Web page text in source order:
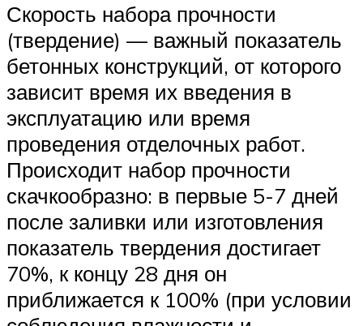
Скорость набора прочности
(твердение) — важный показатель
бетонных конструкций, от которого
зависит время их введения в
эксплуатацию или время
проведения отделочных работ.
Происходит набор прочности
скачкообразно: в первые 5-7 дней
после заливки или изготовления
показатель твердения достигает
70%, к концу 28 дня он
приближается к 100% (при условии